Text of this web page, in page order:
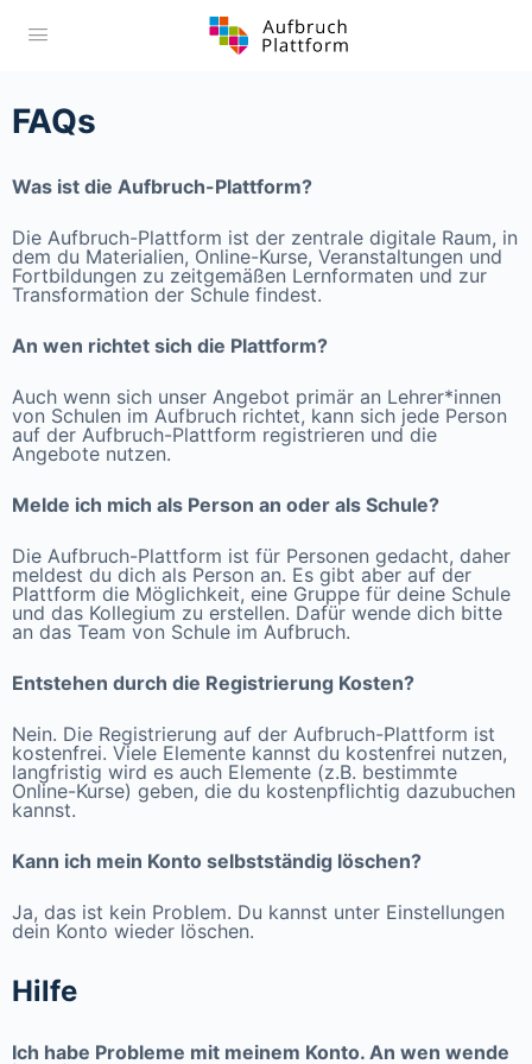
FAQs
Was ist die Aufbruch-Plattform?
Die Aufbruch-Plattform ist der zentrale digitale Raum, in
dem du Materialien, Online-Kurse, Veranstaltungen und
Fortbildungen zu zeitgemäßen Lernformaten und zur
Transformation der Schule findest.
An wen richtet sich die Plattform?
Auch wenn sich unser Angebot primär an Lehrer*innen
von Schulen im Aufbruch richtet, kann sich jede Person
auf der Aufbruch-Plattform registrieren und die
Angebote nutzen.
Melde ich mich als Person an oder als Schule?
Die Aufbruch-Plattform ist für Personen gedacht, daher
meldest du dich als Person an. Es gibt aber auf der
Plattform die Möglichkeit, eine Gruppe für deine Schule
und das Kollegium zu erstellen. Dafür wende dich bitte
an das Team von Schule im Aufbruch.
Entstehen durch die Registrierung Kosten?
Nein. Die Registrierung auf der Aufbruch-Plattform ist
kostenfrei. Viele Elemente kannst du kostenfrei nutzen,
langfristig wird es auch Elemente (z.B. bestimmte
Online-Kurse) geben, die du kostenpflichtig dazubuchen
kannst.
Kann ich mein Konto selbstständig löschen?
Ja, das ist kein Problem. Du kannst unter Einstellungen
dein Konto wieder löschen.
Hilfe
Ich habe Probleme mit meinem Konto. An wen wende